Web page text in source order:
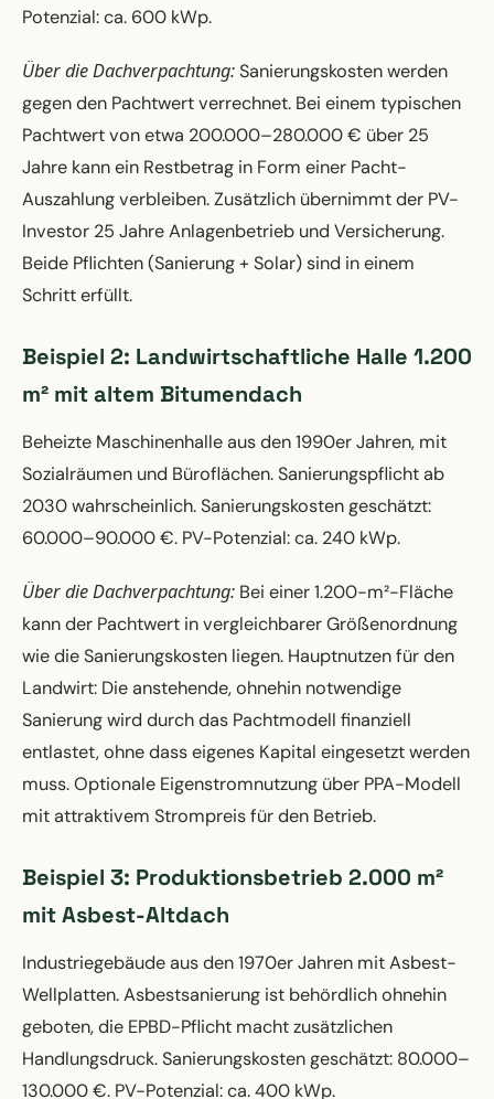
Potenzial: ca. 600 kWp.
Über die Dachverpachtung:Sanierungskosten werden
gegen den Pachtwert verrechnet. Bei einem typischen
Pachtwert von etwa 200.000–280.000 € über 25
Jahre kann ein Restbetrag in Form einer Pacht-
Auszahlung verbleiben. Zusätzlich übernimmt der PV-
Investor 25 Jahre Anlagenbetrieb und Versicherung.
Beide Pflichten (Sanierung + Solar) sind in einem
Schritt erfüllt.
Beispiel 2: Landwirtschaftliche Halle 1.200
m² mit altem Bitumendach
Beheizte Maschinenhalle aus den 1990er Jahren, mit
Sozialräumen und Büroflächen. Sanierungspflicht ab
2030 wahrscheinlich. Sanierungskosten geschätzt:
60.000–90.000 €. PV-Potenzial: ca. 240 kWp.
Über die Dachverpachtung: Bei einer 1.200-m²-Fläche
kann der Pachtwert in vergleichbarer Größenordnung
wie die Sanierungskosten liegen. Hauptnutzen für den
Landwirt: Die anstehende, ohnehin notwendige
Sanierung wird durch das Pachtmodell finanziell
entlastet, ohne dass eigenes Kapital eingesetzt werden
muss. Optionale Eigenstromnutzung über PPA-Modell
mit attraktivem Strompreis für den Betrieb.
Beispiel 3: Produktionsbetrieb 2.000 m²
mit Asbest-Altdach
Industriegebäude aus den 1970er Jahren mit Asbest-
Wellplatten. Asbestsanierung ist behördlich ohnehin
geboten, die EPBD-Pflicht macht zusätzlichen
Handlungsdruck. Sanierungskosten geschätzt: 80.000–
130.000 €. PV-Potenzial: ca. 400 kWp.